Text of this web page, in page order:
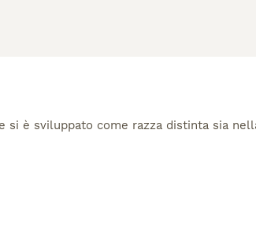
è sviluppato come razza distinta sia